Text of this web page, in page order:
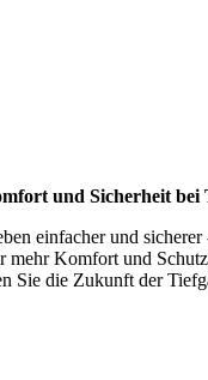
und Sicherheit bei
einfacher und
mehr Komfort und
Sie die Zukunft der